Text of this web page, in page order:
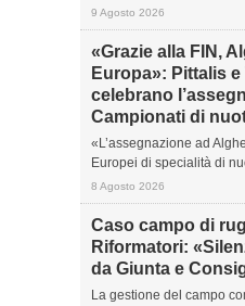
9 Agosto 2026
«Grazie alla FIN,
Europa»: Pittalis e
celebrano
Campionati di
«L’assegnazione ad
Europei di specialità di
8 Agosto 2026
Caso campo di
Riformatori:
da Giunta e
La gestione del campo